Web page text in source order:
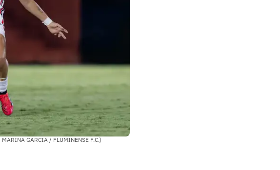
GARCIA / FLUMINENSE F.C.)